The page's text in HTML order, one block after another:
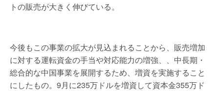
トの販売が大きく伸びている。
今後もこの事業の拡大が見込まれることから、販売増加
に対する運転資金の手当や対応能力の増強、、中長期・
総合的な中国事業を展開するため、増資を実施すること
にしたもの。9月に235万ドルを増資して資本金355万ド